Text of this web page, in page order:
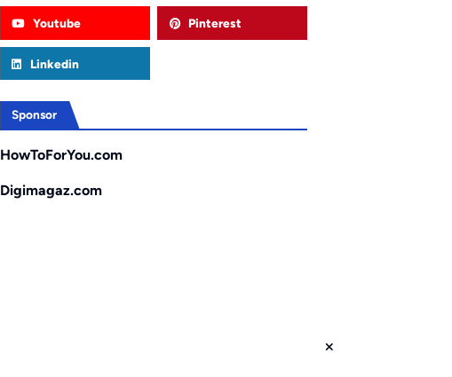
Youtube Pinterest
Linkedin
Sponsor
HowToForYou.com
Digimagaz.com